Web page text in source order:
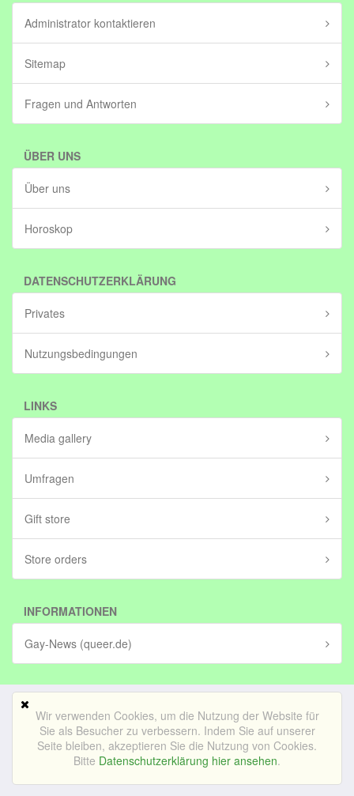
Wir verwenden Cookies, um die Nutzung der Website für
Sie als Besucher zu verbessern. Indem Sie auf unserer
Seite bleiben, akzeptieren Sie die Nutzung von Cookies.
Bitte Datenschutzerklärung hier ansehen.
Administrator kontaktieren
Sitemap
Fragen und Antworten
ÜBER UNS
Über uns
Horoskop
DATENSCHUTZERKLÄRUNG
Privates
Nutzungsbedingungen
LINKS
Media gallery
Umfragen
Gift store
Store orders
INFORMATIONEN
Gay-News (queer.de)
Mobile Version
© Bedrijf voor lekker internetten BV (in stichting)|Impressum